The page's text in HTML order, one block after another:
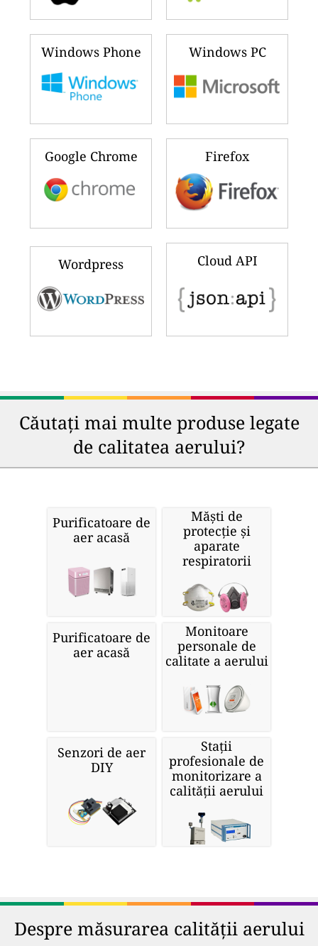
Windows Phone Windows PC
Google Chrome Firefox
Wordpress Cloud API
Căutați mai multe produse legate
de calitatea aerului?
Purificatoare de
aer acasă
Măști de
protecție și
aparate
respiratorii
Purificatoare de
aer acasă
Monitoare
personale de
calitate a aerului
Senzori de aer
DIY
Stații
profesionale de
monitorizare a
calității aerului
Despre măsurarea calității aerului